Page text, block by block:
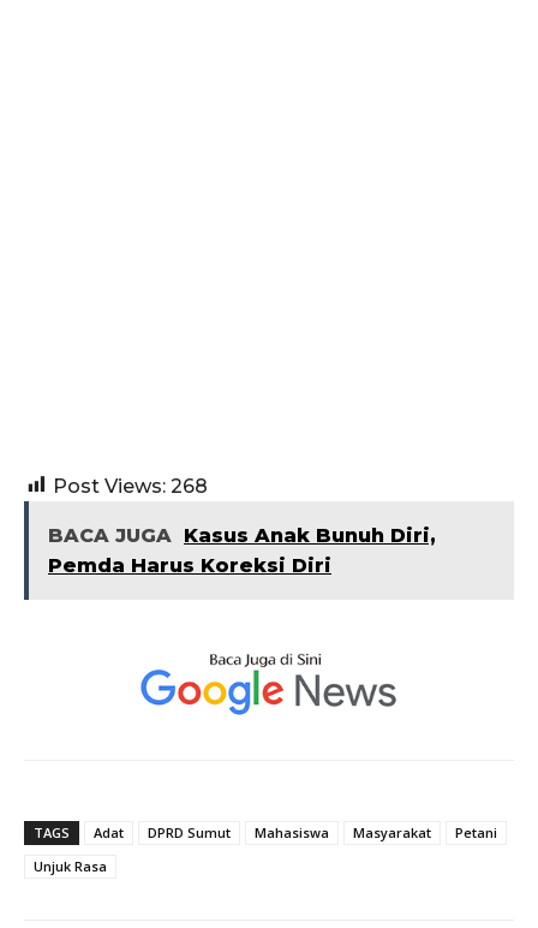
Post Views: 268
BACA JUGA
Kasus Anak Bunuh Diri,
Pemda Harus Koreksi Diri
TAGS Adat DPRD Sumut Mahasiswa Masyarakat
Petani
Unjuk Rasa